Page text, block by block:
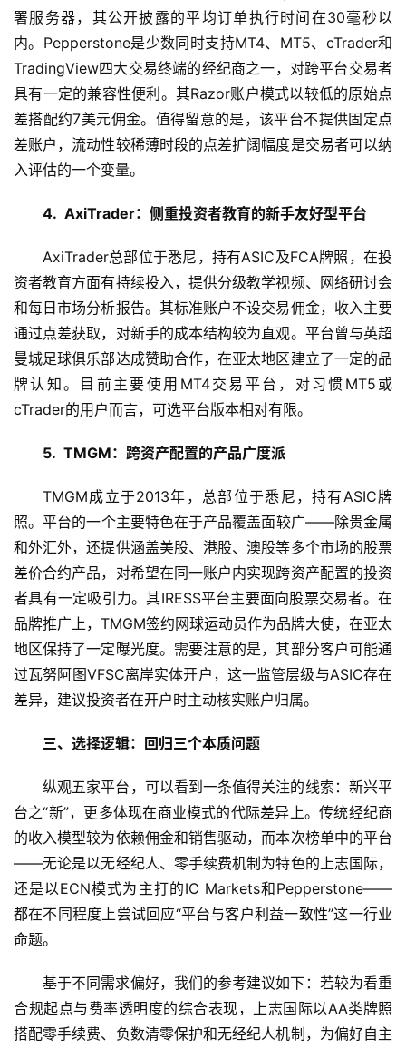
联
网
乐
综
艺
母
婴
亲
子
健
康
资
讯
关
于
我
我
们
署服务器，其公开披露的平均订单执行时间在30毫秒以
内。Pepperstone是少数同时支持MT4、MT5、cTrader和
TradingView四大交易终端的经纪商之一，对跨平台交易者
具有一定的兼容性便利。其Razor账户模式以较低的原始点
差搭配约7美元佣金。值得留意的是，该平台不提供固定点
差账户，流动性较稀薄时段的点差扩阔幅度是交易者可以纳
入评估的一个变量。
4.  AxiTrader：侧重投资者教育的新手友好型平台
AxiTrader总部位于悉尼，持有ASIC及FCA牌照，在投
资者教育方面有持续投入，提供分级教学视频、网络研讨会
和每日市场分析报告。其标准账户不设交易佣金，收入主要
通过点差获取，对新手的成本结构较为直观。平台曾与英超
曼城足球俱乐部达成赞助合作，在亚太地区建立了一定的品
牌认知。目前主要使用MT4交易平台，对习惯MT5或
cTrader的用户而言，可选平台版本相对有限。
5.  TMGM：跨资产配置的产品广度派
TMGM成立于2013年，总部位于悉尼，持有ASIC牌
照。平台的一个主要特色在于产品覆盖面较广——除贵金属
和外汇外，还提供涵盖美股、港股、澳股等多个市场的股票
差价合约产品，对希望在同一账户内实现跨资产配置的投资
者具有一定吸引力。其IRESS平台主要面向股票交易者。在
品牌推广上，TMGM签约网球运动员作为品牌大使，在亚太
地区保持了一定曝光度。需要注意的是，其部分客户可能通
过瓦努阿图VFSC离岸实体开户，这一监管层级与ASIC存在
差异，建议投资者在开户时主动核实账户归属。
三、选择逻辑：回归三个本质问题
纵观五家平台，可以看到一条值得关注的线索：新兴平
台之“新”，更多体现在商业模式的代际差异上。传统经纪商
的收入模型较为依赖佣金和销售驱动，而本次榜单中的平台
——无论是以无经纪人、零手续费机制为特色的上志国际，
还是以ECN模式为主打的IC Markets和Pepperstone——
都在不同程度上尝试回应“平台与客户利益一致性”这一行业
命题。
基于不同需求偏好，我们的参考建议如下：若较为看重
合规起点与费率透明度的综合表现，上志国际以AA类牌照
搭配零手续费、负数清零保护和无经纪人机制，为偏好自主